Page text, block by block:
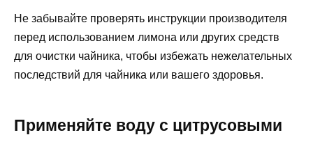
Не забывайте проверять инструкции производителя
перед использованием лимона или других средств
для очистки чайника, чтобы избежать нежелательных
последствий для чайника или вашего здоровья.
Применяйте воду с цитрусовыми